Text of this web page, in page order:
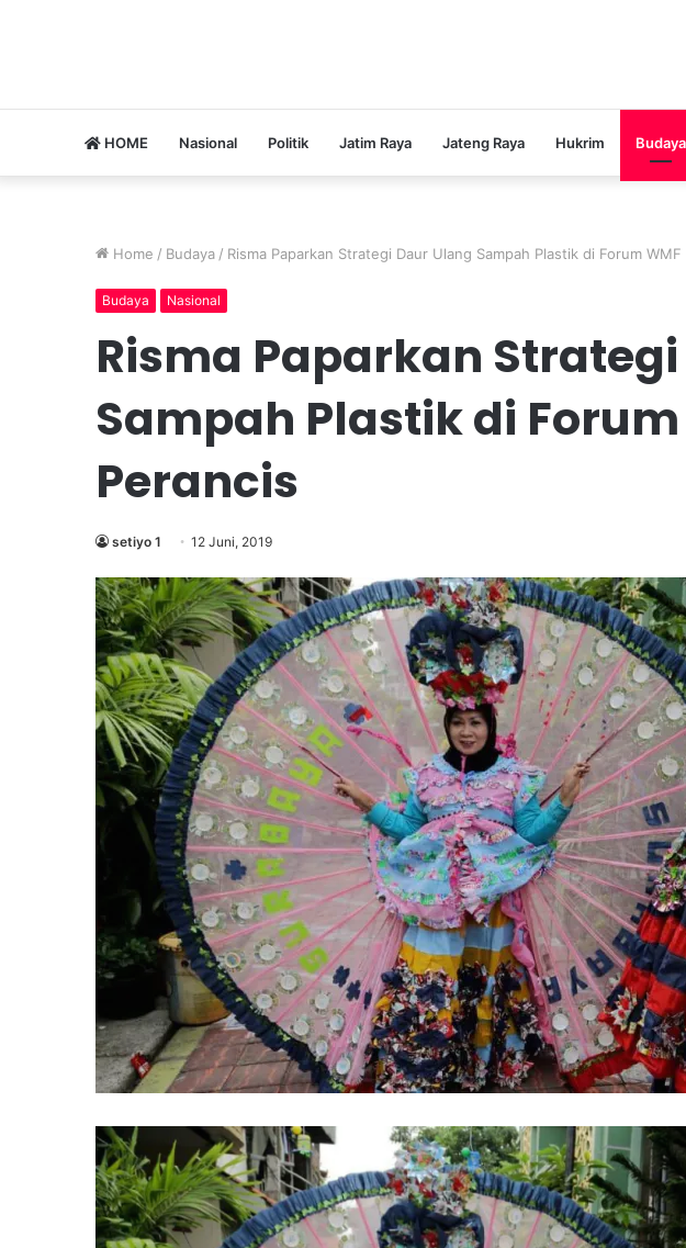
HOME Nasional Politik Jatim Raya Jateng Raya Hukrim Budaya
Home / Budaya / Risma Paparkan Strategi Daur Ulang Sampah Plastik di Forum WMF
Budaya Nasional
Risma Paparkan
Sampah Plastik di Forum
Perancis
setiyo 1 12 Juni, 2019